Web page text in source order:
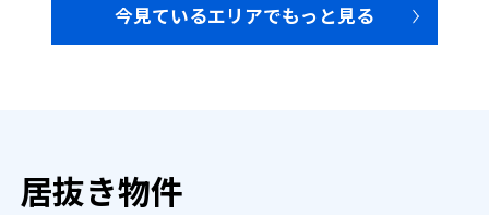
今見ているエリアでもっと見る
居抜き物件